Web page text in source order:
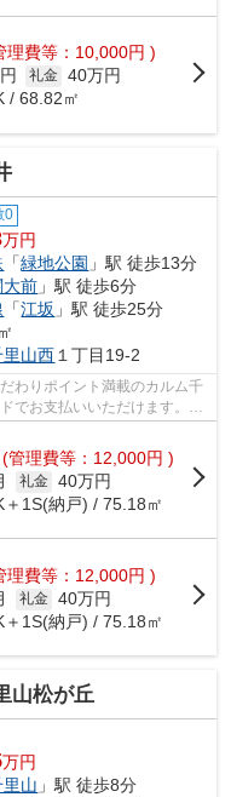
理費等：10,000円 )
礼金 40万円
/ 68.82㎡
0
万円
「緑地公園 」駅 徒歩13分
大前 」駅 徒歩6分
「江坂 」駅 徒歩25分
里山西 １丁目19-2
わりポイント満載のカルム千
でお支払いいただけます。共
(管理費等：12,000円 )
礼金 40万円
＋1S(納戸) / 75.18㎡
理費等：12,000円 )
礼金 40万円
1S(納戸) / 75.18㎡
山松が丘
万円
里山 」駅 徒歩8分